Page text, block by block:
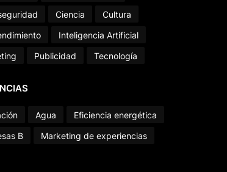
Ciencia
Cultura
Inteligencia Artificial
Publicidad Tecnología
Agua
Eficiencia energética
B
Marketing de experiencias